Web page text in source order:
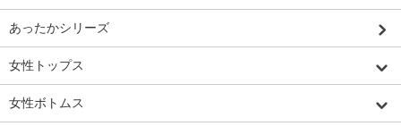
あったかシリーズ
女性トップス
女性ボトムス